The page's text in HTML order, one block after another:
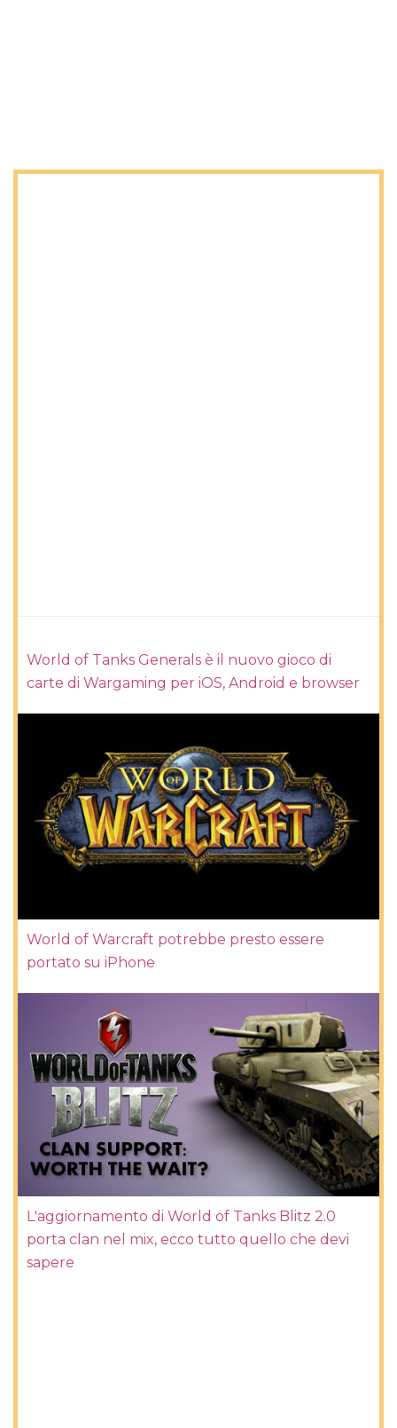
World of Tanks Generals è il nuovo gioco di
carte di Wargaming per iOS, Android e browser
World of Warcraft potrebbe presto essere
portato su iPhone
L'aggiornamento di World of Tanks Blitz 2.0
porta clan nel mix, ecco tutto quello che devi
sapere